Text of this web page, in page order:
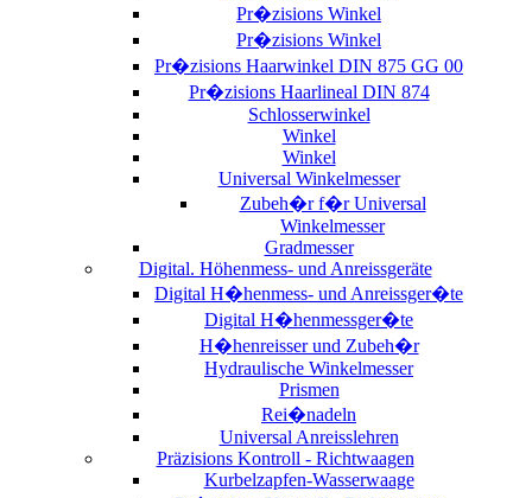
Pr�zisions Winkel
Pr�zisions Winkel
Pr�zisions Haarwinkel DIN 875 GG 00
Pr�zisions Haarlineal DIN 874
Schlosserwinkel
Winkel
Winkel
Universal Winkelmesser
Zubeh�r f�r Universal
Winkelmesser
Gradmesser
Digital. Höhenmess- und Anreissgeräte
Digital H�henmess- und Anreissger�te
Digital H�henmessger�te
H�henreisser und Zubeh�r
Hydraulische Winkelmesser
Prismen
Rei�nadeln
Universal Anreisslehren
Präzisions Kontroll - Richtwaagen
Kurbelzapfen-Wasserwaage